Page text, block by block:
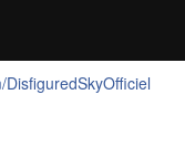
DisfiguredSkyOfficiel